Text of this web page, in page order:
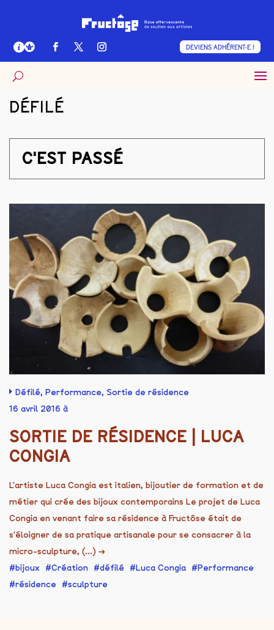
DEVIENS ADHÉRENT·E !
DÉFILÉ
C'EST PASSÉ
Défilé, Performance, Sortie de résidence
16 avril 2016 à
SORTIE DE RÉSIDENCE | LUCA
CONGIA
L'artiste Luca Congia est italien, bijoutier de formation et de
métier qui crée des bijoux contemporains Le projet de Luca
Congia en venant faire sa résidence à Fructôse était de
s'éloigner de sa pratique artisanale pour se consacrer à la
micro-sculpture, (...) →
bijoux
Création défilé Luca Congia
Performance
résidence
sculpture